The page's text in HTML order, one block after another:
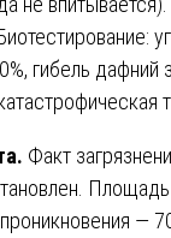
гибель дафний
Факт
проникновения —